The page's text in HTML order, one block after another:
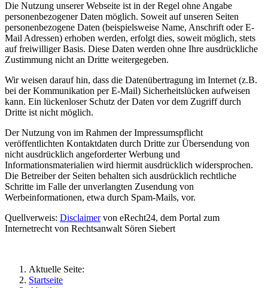
Die Nutzung unserer Webseite ist in der Regel ohne Angabe
personenbezogener Daten möglich. Soweit auf unseren Seiten
personenbezogene Daten (beispielsweise Name, Anschrift oder E-
Mail Adressen) erhoben werden, erfolgt dies, soweit möglich, stets
auf freiwilliger Basis. Diese Daten werden ohne Ihre ausdrückliche
Zustimmung nicht an Dritte weitergegeben.
Wir weisen darauf hin, dass die Datenübertragung im Internet (z.B.
bei der Kommunikation per E-Mail) Sicherheitslücken aufweisen
kann. Ein lückenloser Schutz der Daten vor dem Zugriff durch
Dritte ist nicht möglich.
Der Nutzung von im Rahmen der Impressumspflicht
veröffentlichten Kontaktdaten durch Dritte zur Übersendung von
nicht ausdrücklich angeforderter Werbung und
Informationsmaterialien wird hiermit ausdrücklich widersprochen.
Die Betreiber der Seiten behalten sich ausdrücklich rechtliche
Schritte im Falle der unverlangten Zusendung von
Werbeinformationen, etwa durch Spam-Mails, vor.
Quellverweis: Disclaimervon eRecht24, dem Portal zum
Internetrecht von Rechtsanwalt Sören Siebert
Aktuelle Seite:
Startseite